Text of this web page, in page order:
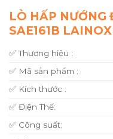
LÒ HẤP NƯỚNG
SAE161B LAINOX
✅ Thương hiệu :
✅ Mã sản phẩm :
✅ Kích thước :
✅ Điện Thế:
✅ Công suất: